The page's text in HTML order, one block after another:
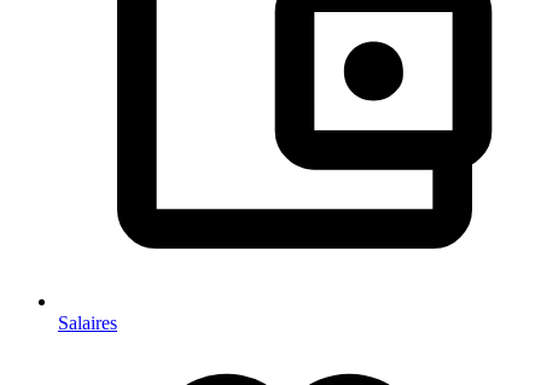
Salaires